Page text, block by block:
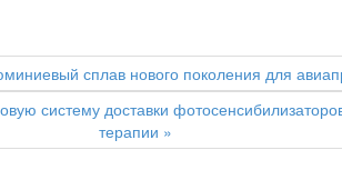
сплав нового поколения для
систему доставки
терапии »